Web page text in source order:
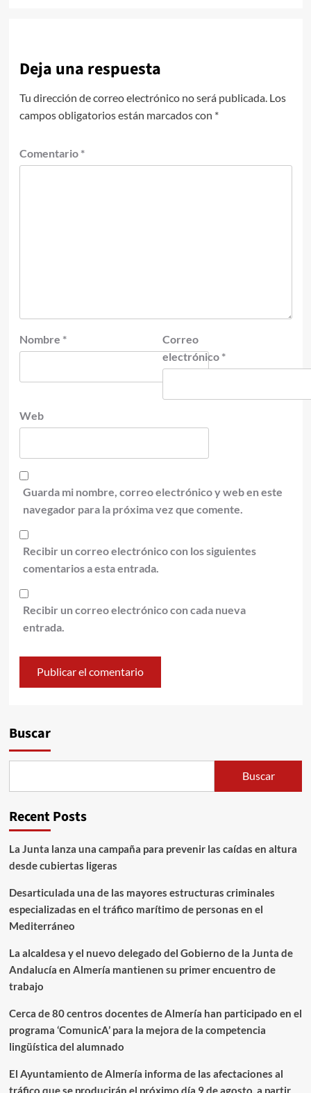
Deja una respuesta
Tu dirección de correo electrónico no será publicada. Los
campos obligatorios están marcados con *
Comentario *
Nombre *
Correo
electrónico *
Web
Guarda mi nombre, correo electrónico y web en este
navegador para la próxima vez que comente.
Recibir un correo electrónico con los siguientes
comentarios a esta entrada.
Recibir un correo electrónico con cada nueva
entrada.
Buscar
Buscar
Recent Posts
La Junta lanza una campaña para prevenir las caídas en altura
desde cubiertas ligeras
Desarticulada una de las mayores estructuras criminales
especializadas en el tráfico marítimo de personas en el
Mediterráneo
La alcaldesa y el nuevo delegado del Gobierno de la Junta de
Andalucía en Almería mantienen su primer encuentro de
trabajo
Cerca de 80 centros docentes de Almería han participado en el
programa ‘ComunicA’ para la mejora de la competencia
lingüística del alumnado
El Ayuntamiento de Almería informa de las afectaciones al
tráfico que se producirán el próximo día 9 de agosto, a partir